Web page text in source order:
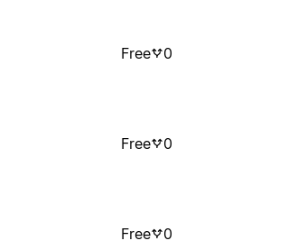
Free 0
Free 0
Free 0